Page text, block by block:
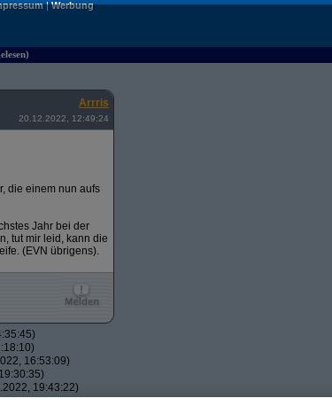
|Werbung
Arrris
20.12.2022, 12:49:24
die einem nun aufs
Jahr bei der
tut mir leid, kann die
(EVN übrigens).
16:53:09)
19:43:22)